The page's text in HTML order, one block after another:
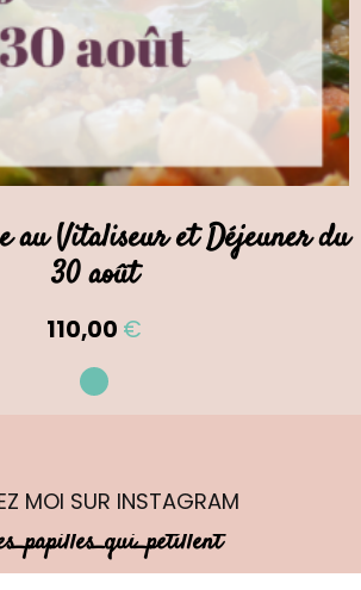
au Vitaliseur et Déjeuner du
30 août
110,00 €
MOI SUR INSTAGRAM